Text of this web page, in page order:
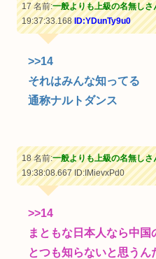
17 名前:一般よりも上級の名無しさ
19:37:33.168ID:YDunTy9u0
>>14
それはみんな知ってる
通称ナルトダンス
18 名前:一般よりも上級の名無しさ
19:38:08.667ID:IMievxPd0
>>14
まともな日本人なら中
とつも知らないと思うん